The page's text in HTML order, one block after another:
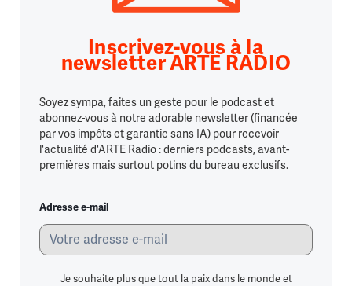
Inscrivez-vous à la
newsletter ARTE RADIO
Soyez sympa, faites un geste pour le podcast et
abonnez-vous à notre adorable newsletter (financée
par vos impôts et garantie sans IA) pour recevoir
l'actualité d'ARTE Radio : derniers podcasts, avant-
premières mais surtout potins du bureau exclusifs.
Adresse e-mail
Je souhaite plus que tout la paix dans le monde et